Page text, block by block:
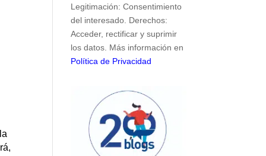
Legitimación: Consentimiento
del interesado. Derechos:
Acceder, rectificar y suprimir
los datos. Más información en
Política de Privacidad